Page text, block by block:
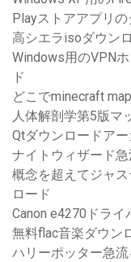
Playストアアプリ
高シエラisoダウン
Windows用のVPN
ド
どこでminecraft
人体解剖学第5版マ
Qtダウンロードア
ナイトウィザード
概念を超えてジャ
ロード
Canon e4270ドライ
無料flac音楽ダウン
ハリーポッター急